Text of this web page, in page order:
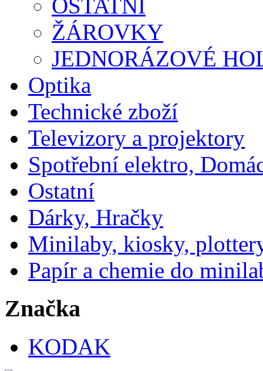
OSTATNÍ
ŽÁROVKY
JEDNORÁZOVÉ
Optika
Technické zboží
Televizory a projektory
Spotřební elektro,
Ostatní
Dárky, Hračky
Minilaby, kiosky,
Papír a chemie do
Značka
KODAK